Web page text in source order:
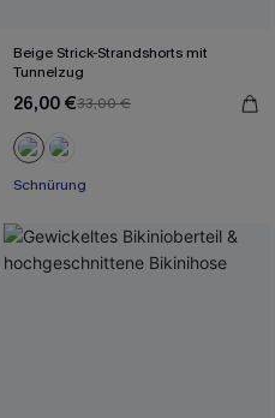
Beige Strick-Strandshorts mit
Tunnelzug
26,00 €33,00 €
Schnürung